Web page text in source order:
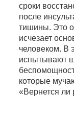
сроки
после
тишины. Это
исчезает
человеком. В
испытывают
которые
«Вернется ли